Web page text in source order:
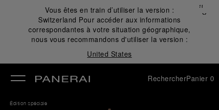
Vous êtes en train d’utiliser la version :
Switzerland Pour accéder aux informations
correspondantes à votre situation géographique,
nous vous recommandons d'utiliser la version :
United States
Fermer
✕
RechercherPanier 0
Édition spéciale